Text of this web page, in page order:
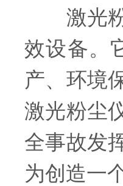
激光粉
效设备。
产、环境
激光粉尘
全事故发
为创造一